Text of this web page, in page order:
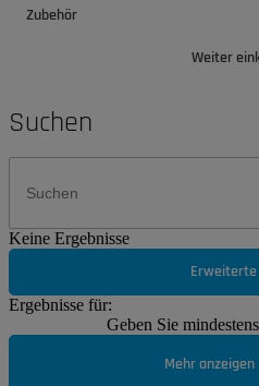
Zubehör
Weiter
Suchen
Keine Ergebnisse
Erweiterte
Ergebnisse für:
Geben Sie
Mehr anzeigen